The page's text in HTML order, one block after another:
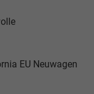
EU Neuwagen